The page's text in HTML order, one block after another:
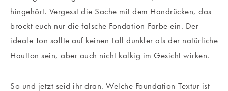
hingehört. Vergesst die Sache mit dem Handrücken, das
brockt euch nur die falsche Fondation-Farbe ein. Der
ideale Ton sollte auf keinen Fall dunkler als der natürliche
Hautton sein, aber auch nicht kalkig im Gesicht wirken.
So und jetzt seid ihr dran. Welche Foundation-Textur ist